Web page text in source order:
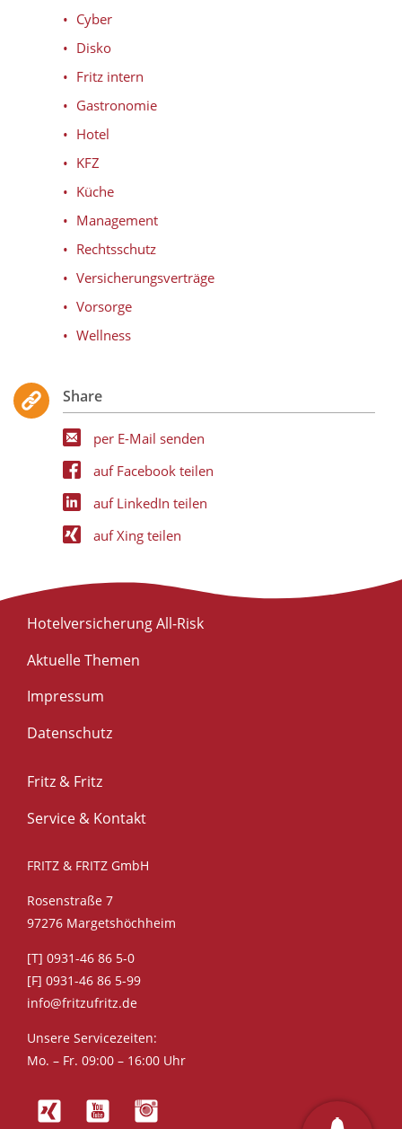
Cyber
Disko
Fritz intern
Gastronomie
Hotel
KFZ
Küche
Management
Rechtsschutz
Versicherungsverträge
Vorsorge
Wellness
Share
per E-Mail senden
auf Facebook teilen
auf LinkedIn teilen
auf Xing teilen
Hotelversicherung All-Risk
Aktuelle Themen
Impressum
Datenschutz
Fritz & Fritz
Service & Kontakt
FRITZ & FRITZ GmbH
Rosenstraße 7
97276 Margetshöchheim
[T] 0931-46 86 5-0
[F] 0931-46 86 5-99
info@fritzufritz.de
Unsere Servicezeiten:
Mo. – Fr. 09:00 – 16:00 Uhr